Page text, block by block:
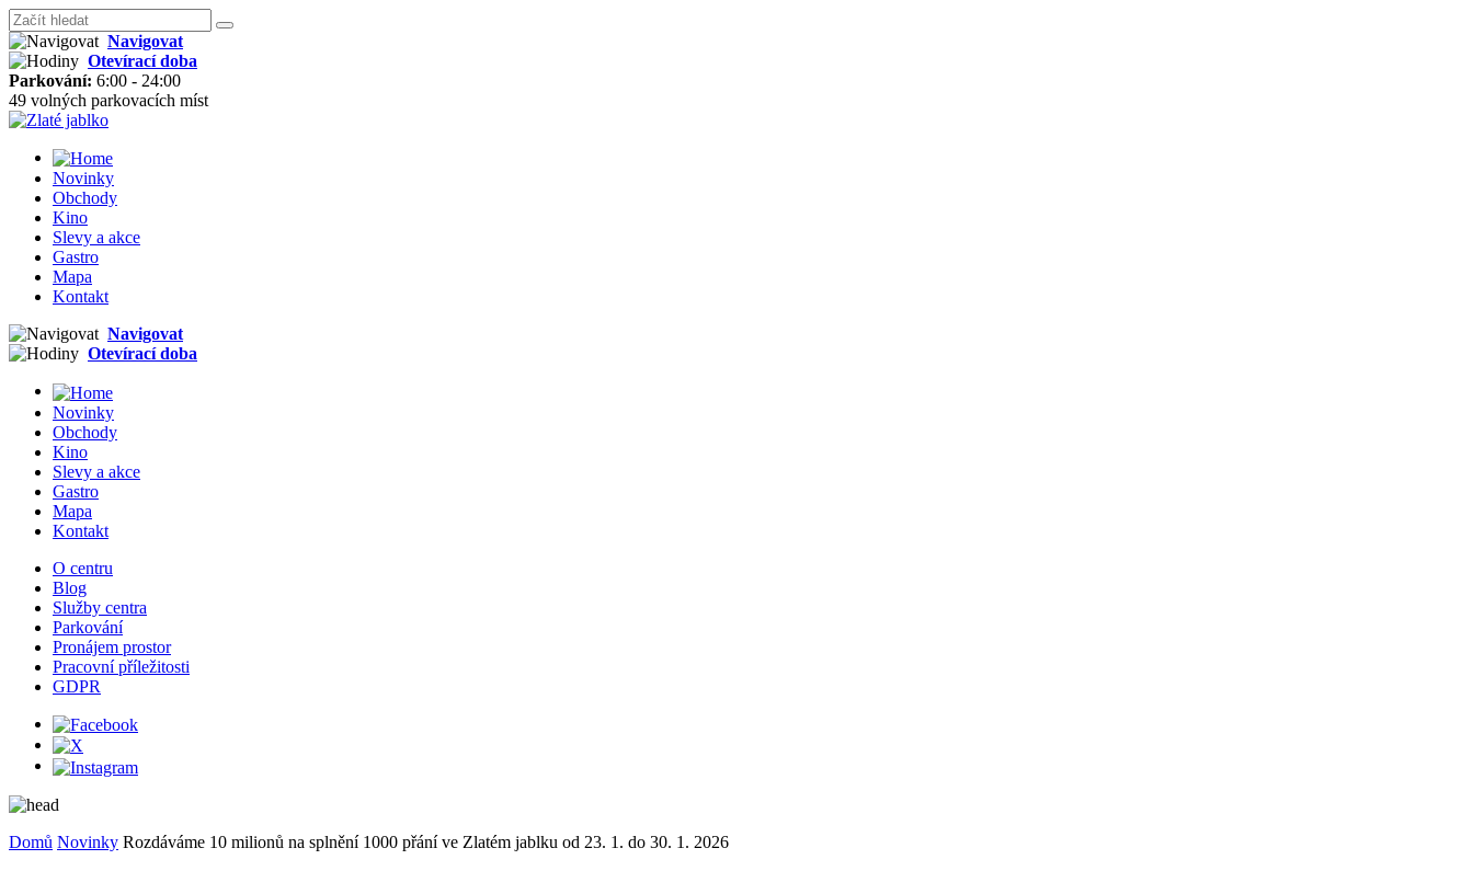
Navigovat
Otevírací doba
Parkování: 6:00 - 24:00
49 volných parkovacích míst
Novinky
Obchody
Kino
Slevy a akce
Gastro
Mapa
Kontakt
Navigovat
Otevírací doba
Novinky
Obchody
Kino
Slevy a akce
Gastro
Mapa
Kontakt
O centru
Blog
Služby centra
Parkování
Pronájem prostor
Pracovní příležitosti
GDPR
Domů Novinky Rozdáváme 10 milionů na splnění 1000 přání ve Zlatém jablku od 23. 1. do 30. 1. 2026